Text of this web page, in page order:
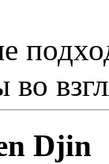
Djin